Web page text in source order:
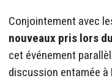
Conjointement avec
nouveaux pris lors
cet événement
discussion entamée à